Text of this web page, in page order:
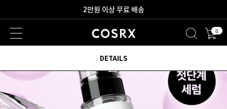
새로워진 회원 혜택을 만나보세요!
2만원 이상 무료 배송 0
DETAILS